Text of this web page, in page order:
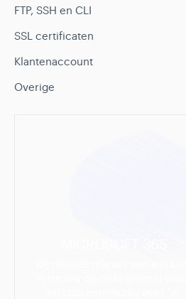
FTP, SSH en CLI
SSL certificaten
Klantenaccount
Overige